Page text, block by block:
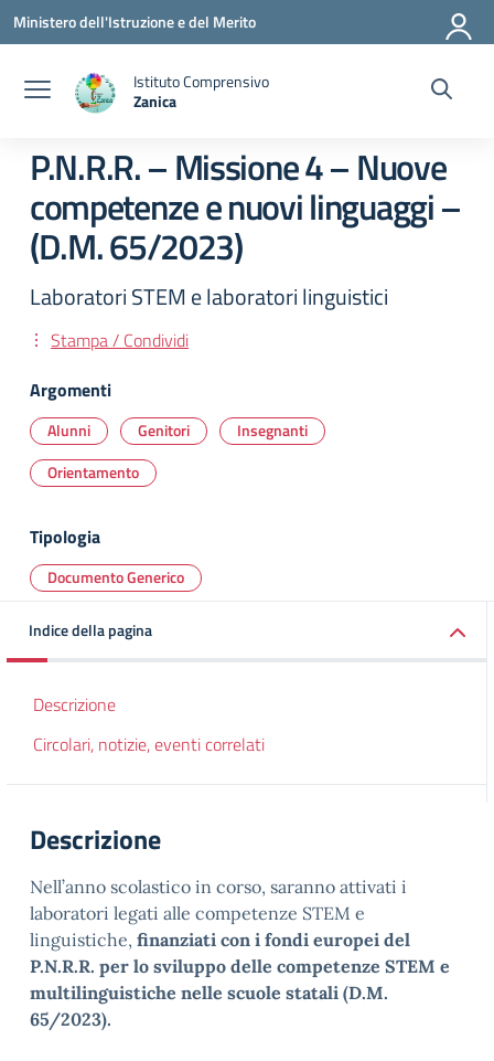
Vai ai contenuti
Vai al menu di navigazione
Vai al footer
Ministero dell'Istruzione e del Merito
Istituto Comprensivo
Zanica
P.N.R.R. – Missione 4 – Nuove
competenze e nuovi linguaggi –
(D.M. 65/2023)
Laboratori STEM e laboratori linguistici
Stampa / Condividi
Argomenti
Alunni Genitori
Insegnanti
Orientamento
Tipologia
Documento Generico
Indice della pagina
Descrizione
Circolari, notizie, eventi correlati
Descrizione
Nell’anno scolastico in corso, saranno attivati i
laboratori legati alle competenze STEM e
linguistiche, finanziati con i fondi europei del
P.N.R.R. per lo sviluppo delle competenze STEM e
multilinguistiche nelle scuole statali (D.M.
65/2023).